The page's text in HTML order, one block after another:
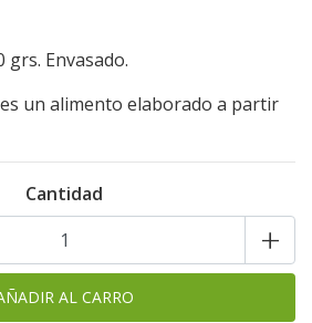
Envasado.
un alimento elaborado a partir
Cantidad
+